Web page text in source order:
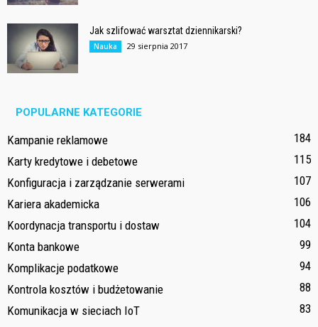
Jak szlifować warsztat dziennikarski?
Nauka 29 sierpnia 2017
POPULARNE KATEGORIE
Kampanie reklamowe
184
Karty kredytowe i debetowe
115
Konfiguracja i zarządzanie serwerami
107
Kariera akademicka
106
Koordynacja transportu i dostaw
104
Konta bankowe
99
Komplikacje podatkowe
94
Kontrola kosztów i budżetowanie
88
Komunikacja w sieciach IoT
83